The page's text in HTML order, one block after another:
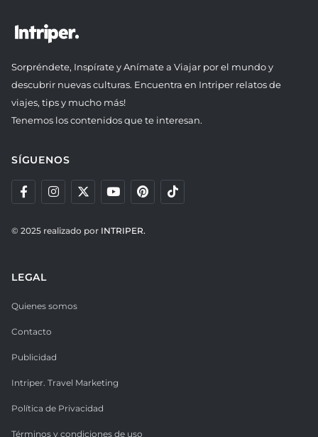
Sorpréndete, Inspírate y Anímate a Viajar por el mundo y
descubrir nuevas culturas. Encuentra en Intriper relatos de
viajes, tips y mucho más!
Tenemos los contenidos que te interesan.
SÍGUENOS
© 2025 realizado por INTRIPER.
LEGAL
Quienes somos
Contacto
Publicidad
Intriper. Travel Marketing
Política de Privacidad
Términos y condiciones de uso